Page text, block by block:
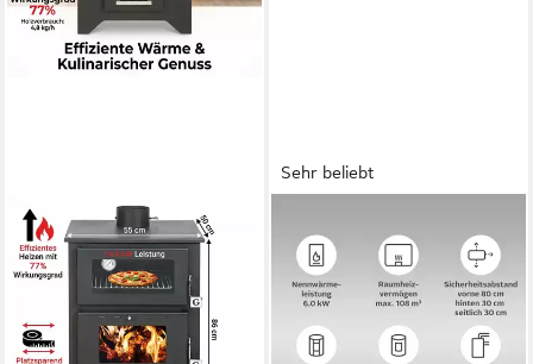
GEKAS
Kaminofen MG 450 für 90 bis
150 qm Wohnfläche
Nennwärmeleistung
80,4 %
Wirkungsgrad
360 m³
max. Raumheizvermögen
Sehr beliebt
Kaminofen "MAIA Sandstein",
Exklusiv, Lieferung bis ins
Wohnzimmer
6,2 kW
Nennwärmeleistung
108 m³ max. Raumheizvermögen